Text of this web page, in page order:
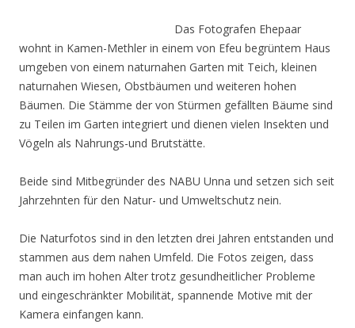
Das Fotografen Ehepaar
wohnt in Kamen-Methler in einem von Efeu begrüntem Haus
umgeben von einem naturnahen Garten mit Teich, kleinen
naturnahen Wiesen, Obstbäumen und weiteren hohen
Bäumen. Die Stämme der von Stürmen gefällten Bäume sind
zu Teilen im Garten integriert und dienen vielen Insekten und
Vögeln als Nahrungs-und Brutstätte.
Beide sind Mitbegründer des NABU Unna und setzen sich seit
Jahrzehnten für den Natur- und Umweltschutz nein.
Die Naturfotos sind in den letzten drei Jahren entstanden und
stammen aus dem nahen Umfeld. Die Fotos zeigen, dass
man auch im hohen Alter trotz gesundheitlicher Probleme
und eingeschränkter Mobilität, spannende Motive mit der
Kamera einfangen kann.